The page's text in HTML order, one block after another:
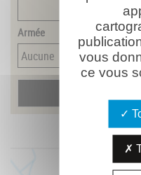
Armée
vous
ce vous